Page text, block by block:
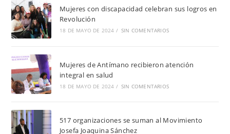
Mujeres con discapacidad celebran sus logros en
Revolución
18 DE MAYO DE 2024 / SIN COMENTARIOS
Mujeres de Antímano recibieron atención
integral en salud
18 DE MAYO DE 2024 / SIN COMENTARIOS
517 organizaciones se suman al Movimiento
Josefa Joaquina Sánchez